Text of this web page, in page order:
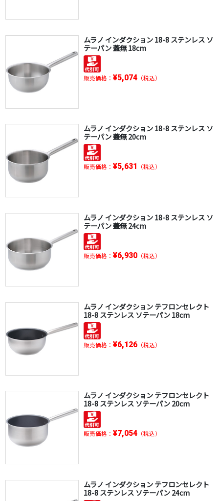
ムラノ インダクション 18-8 ステンレス ソ
テーパン 蓋無 18cm
販売価格： ¥5,074（税込）
ムラノ インダクション 18-8 ステンレス ソ
テーパン 蓋無 20cm
販売価格： ¥5,631 （税込）
ムラノ インダクション 18-8 ステンレス ソ
テーパン 蓋無 24cm
販売価格： ¥6,930（税込）
ムラノ インダクション テフロンセレクト
18-8 ステンレス ソテーパン 18cm
販売価格： ¥6,126（税込）
ムラノ インダクション テフロンセレクト
18-8 ステンレス ソテーパン 20cm
販売価格： ¥7,054（税込）
ムラノ インダクション テフロンセレクト
18-8 ステンレス ソテーパン 24cm